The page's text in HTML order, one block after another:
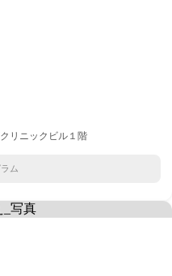
リニックビル１階
ム